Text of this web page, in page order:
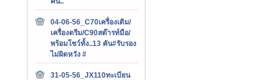
04-06-56_C70เครื่องเดิม/
เครื่องดรีม/C90สต๊ารท์มือ/
พร้อมโชว์ทั้ง..13 คัน#รับรอง
ไม่ผิดหวัง #
31-05-56_JX110ทะเบียน